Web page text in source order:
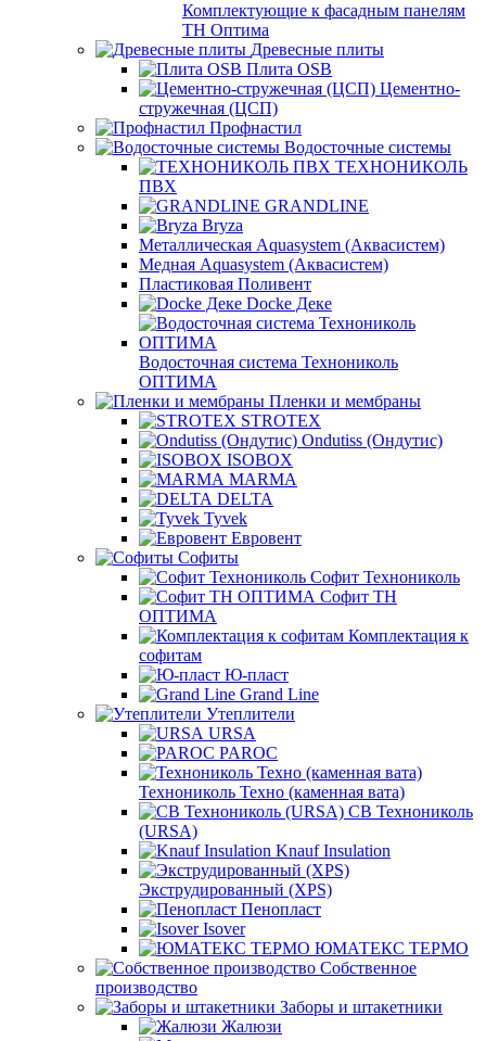
Комплектующие к фасадным панелям
ТН Оптима
Древесные плиты
Плита OSB
Цементно-
стружечная (ЦСП)
Профнастил
Водосточные системы
ТЕХНОНИКОЛЬ
ПВХ
GRANDLINE
Bryza
Металлическая Aquasystem (Аквасистем)
Медная Aquasystem (Аквасистем)
Пластиковая Поливент
Docke Деке
Водосточная система Технониколь
ОПТИМА
Пленки и мембраны
STROTEX
Ondutiss (Ондутис)
ISOBOX
MARMA
DELTA
Tyvek
Евровент
Софиты
Софит Технониколь
Софит ТН
ОПТИМА
Комплектация к
софитам
Ю-пласт
Grand Line
Утеплители
URSA
PAROC
Технониколь Техно (каменная вата)
СВ Технониколь
(URSA)
Knauf Insulation
Экструдированный (XPS)
Пенопласт
Isover
ЮМАТЕКС ТЕРМО
Собственное
производство
Заборы и штакетники
Жалюзи